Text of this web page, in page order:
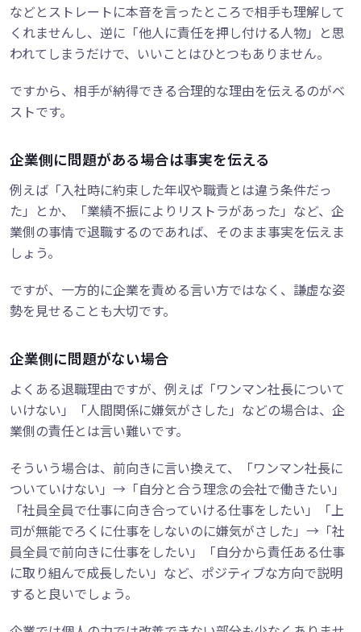
などとストレートに本音を言ったところで相手も理解して
くれませんし、逆に「他人に責任を押し付ける人物」と思
われてしまうだけで、いいことはひとつもありません。
ですから、相手が納得できる合理的な理由を伝えるのがベ
ストです。
企業側に問題がある場合は事実を伝える
例えば「入社時に約束した年収や職責とは違う条件だっ
た」とか、「業績不振によりリストラがあった」など、企
業側の事情で退職するのであれば、そのまま事実を伝えま
しょう。
ですが、一方的に企業を責める言い方ではなく、謙虚な姿
勢を見せることも大切です。
企業側に問題がない場合
よくある退職理由ですが、例えば「ワンマン社長について
いけない」「人間関係に嫌気がさした」などの場合は、企
業側の責任とは言い難いです。
そういう場合は、前向きに言い換えて、「ワンマン社長に
ついていけない」→「自分と合う理念の会社で働きたい」
「社員全員で仕事に向き合っていける仕事をしたい」「上
司が無能でろくに仕事をしないのに嫌気がさした」→「社
員全員で前向きに仕事をしたい」「自分から責任ある仕事
に取り組んで成長したい」など、ポジティブな方向で説明
すると良いでしょう。